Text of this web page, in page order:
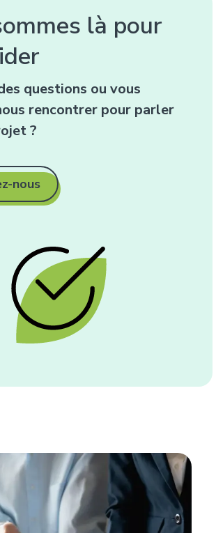
là pour
questions ou vous
rencontrer pour parler
?
nous